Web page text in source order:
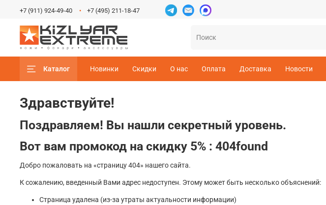
+7 (911) 924-49-40 +7 (495) 211-18-47
Каталог Новинки Скидки О нас Оплата Доставка Новости
Здравствуйте!
Поздравляем! Вы нашли секретный уровень.
Вот вам промокод на скидку 5% : 404found
Добро пожаловать на «страницу 404» нашего сайта.
К сожалению, введенный Вами адрес недоступен. Этому может быть несколько объяснений:
Страница удалена (из-за утраты актуальности информации)